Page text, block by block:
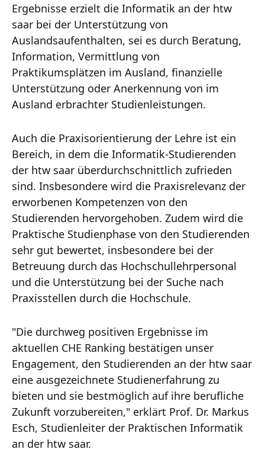
Ergebnisse erzielt die Informatik an der htw
saar bei der Unterstützung von
Auslandsaufenthalten, sei es durch Beratung,
Information, Vermittlung von
Praktikumsplätzen im Ausland, finanzielle
Unterstützung oder Anerkennung von im
Ausland erbrachter Studienleistungen.
Auch die Praxisorientierung der Lehre ist ein
Bereich, in dem die Informatik-Studierenden
der htw saar überdurchschnittlich zufrieden
sind. Insbesondere wird die Praxisrelevanz der
erworbenen Kompetenzen von den
Studierenden hervorgehoben. Zudem wird die
Praktische Studienphase von den Studierenden
sehr gut bewertet, insbesondere bei der
Betreuung durch das Hochschullehrpersonal
und die Unterstützung bei der Suche nach
Praxisstellen durch die Hochschule.
"Die durchweg positiven Ergebnisse im
aktuellen CHE Ranking bestätigen unser
Engagement, den Studierenden an der htw saar
eine ausgezeichnete Studienerfahrung zu
bieten und sie bestmöglich auf ihre berufliche
Zukunft vorzubereiten," erklärt Prof. Dr. Markus
Esch, Studienleiter der Praktischen Informatik
an der htw saar.